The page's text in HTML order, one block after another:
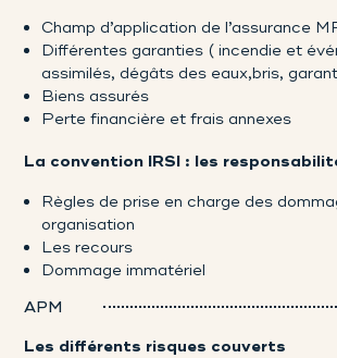
Champ d’application de l’assurance
Différentes garanties ( incendie et
assimilés, dégâts des eaux,bris,
Biens assurés
Perte financière et frais annexes
La convention IRSI : les
Règles de prise en charge des
organisation
Les recours
Dommage immatériel
APM
Les différents risques couverts